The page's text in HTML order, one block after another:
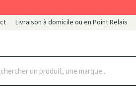
Livraison à domicile ou en Point Relais